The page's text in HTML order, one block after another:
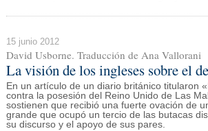
15 junio 2012
David Usborne. Traducción de Ana Vallorani
La visión de los ingleses sobre el
En un artículo de un diario británico titularon
contra la posesión del Reino Unido de Las
sostienen que recibió una fuerte ovación de
grande que ocupó un tercio de las butacas
su discurso y el apoyo de sus pares.